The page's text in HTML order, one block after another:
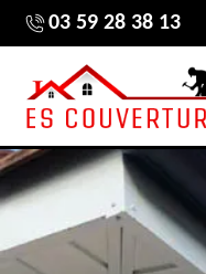
03 59 28 38 13